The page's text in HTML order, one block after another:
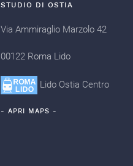
STUDIO DI OSTIA
Via Ammiraglio Marzolo 42
00122 Roma Lido
Lido Ostia Centro
- APRI MAPS -